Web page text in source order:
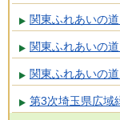
関東ふれあいの
関東ふれあいの
関東ふれあいの
第3次埼玉県広域